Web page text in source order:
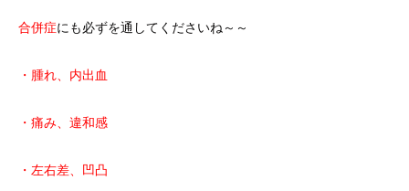
合併症にも必ずを通してくださいね～～
・腫れ、内出血
・痛み、違和感
・左右差、凹凸